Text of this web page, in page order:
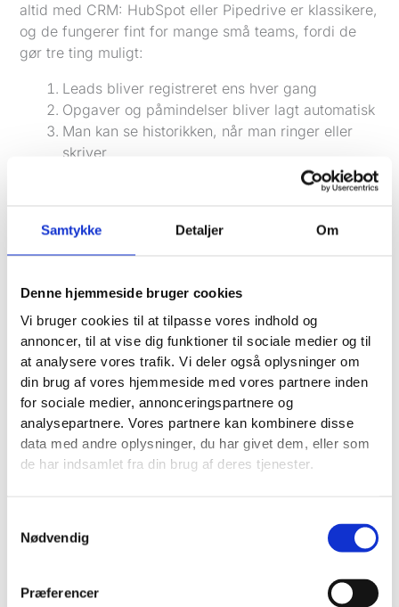
Samtykke Detaljer Om
Denne hjemmeside bruger cookies
Vi bruger cookies til at tilpasse vores indhold og
annoncer, til at vise dig funktioner til sociale medier og til
at analysere vores trafik. Vi deler også oplysninger om
din brug af vores hjemmeside med vores partnere inden
for sociale medier, annonceringspartnere og
analysepartnere. Vores partnere kan kombinere disse
data med andre oplysninger, du har givet dem, eller som
de har indsamlet fra din brug af deres tjenester.
Nødvendig
Præferencer
altid med CRM: HubSpot eller Pipedrive er klassikere,
og de fungerer fint for mange små teams, fordi de
gør tre ting muligt:
Leads bliver registreret ens hver gang
Opgaver og påmindelser bliver lagt automatisk
Man kan se historikken, når man ringer eller
skriver
Hos Vækster arbejder man typisk med, at nye leads
workflows, så ingen skal “huske” at oprette dem
manuelt. Det er lavpraktisk, men det er præcis dér,
Integrationer er næste lag. Det er sjældent
nødvendigt at bygge noget avanceret. En
standardkobling eller en simpel Zapier-forbindelse
kan ofte sende data fra:
WordPress-formular
Chat
Meta Lead Ads
… direkte ind i CRM og udløse jeres næste skridt.
Automatisering uden personalisering føles hurtigt som